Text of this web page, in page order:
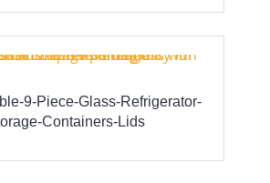
9-Piece-Glass-Refrigerator-
Containers-Lids